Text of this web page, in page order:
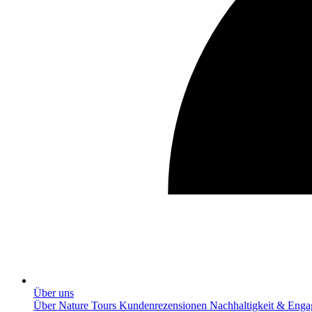
Über uns
Über Nature Tours Kundenrezensionen Nachhaltigkeit &